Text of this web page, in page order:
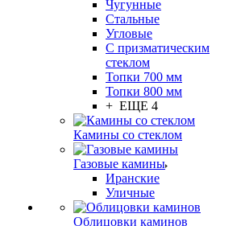
Чугунные
Стальные
Угловые
С призматическим
стеклом
Топки 700 мм
Топки 800 мм
+ ЕЩЕ 4
Камины со стеклом
Газовые камины
Иранские
Уличные
Облицовки каминов